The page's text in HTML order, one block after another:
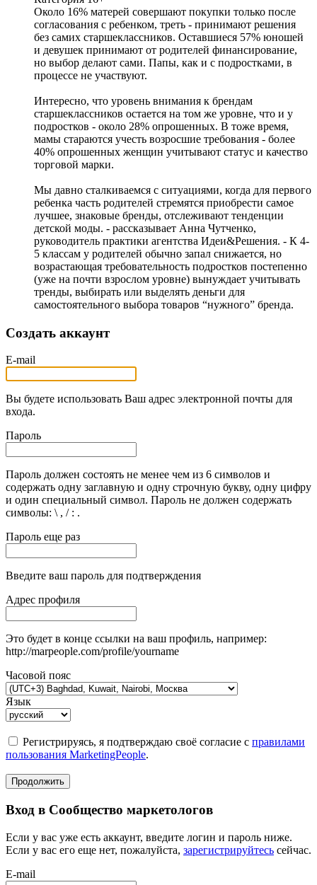
Около 16% матерей совершают покупки только после
согласования с ребенком, треть - принимают решения
без самих старшеклассников. Оставшиеся 57% юношей
и девушек принимают от родителей финансирование,
но выбор делают сами. Папы, как и с подростками, в
процессе не участвуют.
Интересно, что уровень внимания к брендам
старшеклассников остается на том же уровне, что и у
подростков - около 28% опрошенных. В тоже время,
мамы стараются учесть возросшие требования - более
40% опрошенных женщин учитывают статус и качество
торговой марки.
Мы давно сталкиваемся с ситуациями, когда для первого
ребенка часть родителей стремятся приобрести самое
лучшее, знаковые бренды, отслеживают тенденции
детской моды. - рассказывает Анна Чутченко,
руководитель практики агентства Идеи&Решения. - К 4-
5 классам у родителей обычно запал снижается, но
возрастающая требовательность подростков постепенно
(уже на почти взрослом уровне) вынуждает учитывать
тренды, выбирать или выделять деньги для
самостоятельного выбора товаров “нужного” бренда.
Создать аккаунт
E-mail
Вы будете использовать Ваш адрес электронной почты для
входа.
Пароль
Пароль должен состоять не менее чем из 6 символов и
содержать одну заглавную и одну строчную букву, одну цифру
и один специальный символ. Пароль не должен содержать
символы: \ , / : .
Пароль еще раз
Введите ваш пароль для подтверждения
Адрес профиля
Это будет в конце ссылки на ваш профиль, например:
http://marpeople.com/profile/yourname
Часовой пояс
Язык
Регистрируясь, я подтверждаю своё согласие с правилами
пользования MarketingPeople.
Продолжить
Вход в Сообщество маркетологов
Если у вас уже есть аккаунт, введите логин и пароль ниже.
Если у вас его еще нет, пожалуйста, зарегистрируйтесь сейчас.
E-mail